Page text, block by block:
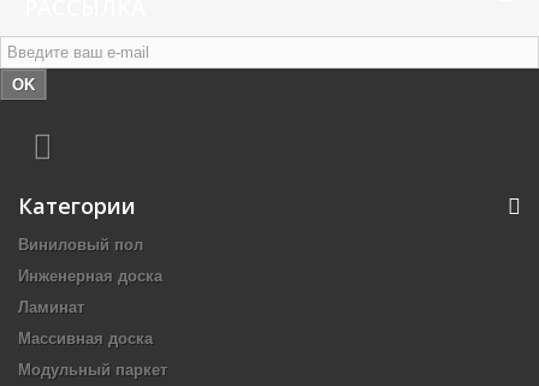
OK
Категории
Виниловый пол
Инженерная доска
Ламинат
Массивная доска
Модульный паркет